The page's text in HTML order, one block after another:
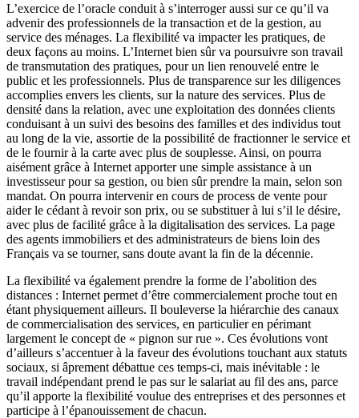
L’exercice de l’oracle conduit à s’interroger aussi sur ce qu’il va
advenir des professionnels de la transaction et de la gestion, au
service des ménages. La flexibilité va impacter les pratiques, de
deux façons au moins. L’Internet bien sûr va poursuivre son travail
de transmutation des pratiques, pour un lien renouvelé entre le
public et les professionnels. Plus de transparence sur les diligences
accomplies envers les clients, sur la nature des services. Plus de
densité dans la relation, avec une exploitation des données clients
conduisant à un suivi des besoins des familles et des individus tout
au long de la vie, assortie de la possibilité de fractionner le service et
de le fournir à la carte avec plus de souplesse. Ainsi, on pourra
aisément grâce à Internet apporter une simple assistance à un
investisseur pour sa gestion, ou bien sûr prendre la main, selon son
mandat. On pourra intervenir en cours de process de vente pour
aider le cédant à revoir son prix, ou se substituer à lui s’il le désire,
avec plus de facilité grâce à la digitalisation des services. La page
des agents immobiliers et des administrateurs de biens loin des
Français va se tourner, sans doute avant la fin de la décennie.
La flexibilité va également prendre la forme de l’abolition des
distances : Internet permet d’être commercialement proche tout en
étant physiquement ailleurs. Il bouleverse la hiérarchie des canaux
de commercialisation des services, en particulier en périmant
largement le concept de « pignon sur rue ». Ces évolutions vont
d’ailleurs s’accentuer à la faveur des évolutions touchant aux statuts
sociaux, si âprement débattue ces temps-ci, mais inévitable : le
travail indépendant prend le pas sur le salariat au fil des ans, parce
qu’il apporte la flexibilité voulue des entreprises et des personnes et
participe à l’épanouissement de chacun.